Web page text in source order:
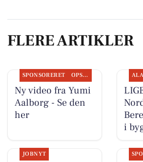
FLERE ARTIKLER
SPONSORERET OPSLAGSTAVLEN
Ny video fra Yumi
Aalborg - Se den
her
i
JOBNYT